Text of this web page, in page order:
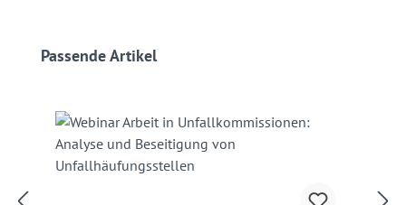
Produktgalerie überspringen
Passende Artikel